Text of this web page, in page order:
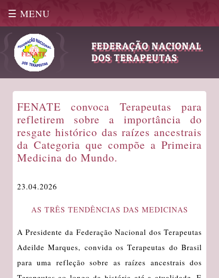
☰ MENU
FEDERAÇÃO NACIONAL
DOS TERAPEUTAS
FENATE convoca Terapeutas para
refletirem sobre a importância do
resgate histórico das raízes ancestrais
da Categoria que compõe a Primeira
Medicina do Mundo.
23.04.2026
AS TRÊS TENDÊNCIAS DAS MEDICINAS
A Presidente da Federação Nacional dos Terapeutas
Adeilde Marques, convida os Terapeutas do Brasil
para uma refleção sobre as raízes ancestrais dos